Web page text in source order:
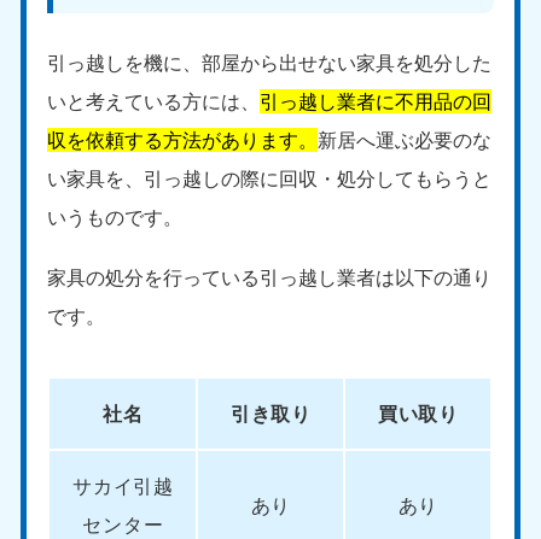
引っ越しを機に、部屋から出せない家具を処分した
いと考えている方には、 引っ越し業者に不用品の回
収を依頼する方法があります。 新居へ運ぶ必要のな
い家具を、引っ越しの際に回収・処分してもらうと
いうものです。
家具の処分を行っている引っ越し業者は以下の通り
です。
社名 引き取り 買い取り
サカイ引越
センター
あり あり
9:00〜19:00 年中無休 9:00〜19:00 年中無休
新潟県
050-1881-5263
9:00〜19:00 年中無休
050-1881-5250
9:00〜19:00 年中無休
050-1881-5251
050-1881-5249
9:00〜19:00 年中無休
050-1881-5254
9:00〜19:00 年中無休
050-1881-5253
9:00〜19:00 年中無休
050-1881-5252
9:00〜19:00 年中無休